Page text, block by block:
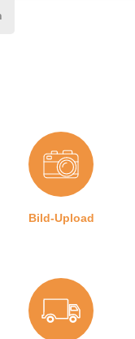
Bild-Upload